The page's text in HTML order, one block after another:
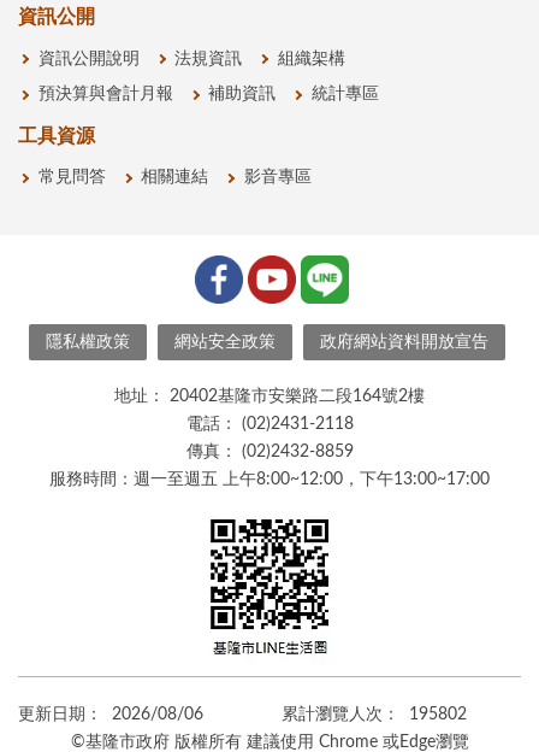
資訊公開
資訊公開說明 法規資訊 組織架構
預決算與會計月報 補助資訊 統計專區
工具資源
常見問答 相關連結 影音專區
隱私權政策 網站安全政策 政府網站資料開放宣告
地址：
20402基隆市安樂路二段164號2樓
電話：
(02)2431-2118
傳真：
(02)2432-8859
服務時間：週一至週五 上午8:00~12:00，下午13:00~17:00
更新日期： 2026/08/06 累計瀏覽人次：
195802
©基隆市政府 版權所有 建議使用 Chrome 或Edge瀏覽